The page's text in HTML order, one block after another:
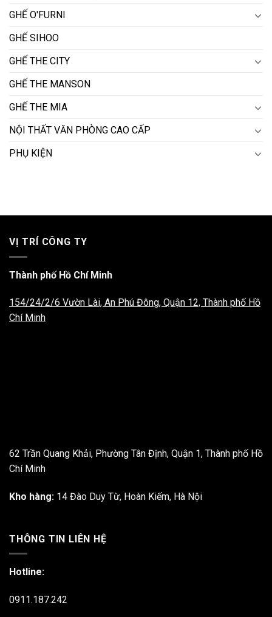
GHẾ O'FURNI
GHẾ SIHOO
GHẾ THE CITY
GHẾ THE MANSON
GHẾ THE MIA
NỘI THẤT VĂN PHÒNG CAO CẤP
PHỤ KIỆN
VỊ TRÍ CÔNG TY
Thành phố Hồ Chí Minh
154/24/2/6 Vườn Lài, An Phú Đông, Quận 12, Thành phố Hồ
Chí Minh
62 Trần Quang Khải, Phường Tân Định, Quận 1, Thành phố Hồ
Chí Minh
Kho hàng: 14 Đào Duy Từ, Hoàn Kiếm, Hà Nội
THÔNG TIN LIÊN HỆ
Hotline:
0911.187.242